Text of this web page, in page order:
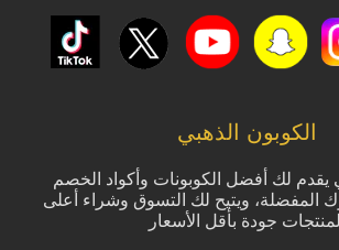
الكوبون الذهبي
يقدم لك أفضل الكوبونات وأكواد الخصم
المفضلة، ويتيح لك التسوق وشراء أعلى
المنتجات جودة بأقل الأسعار